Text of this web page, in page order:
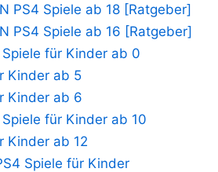
PS4 Spiele ab 18 [Ratgeber]
PS4 Spiele ab 16 [Ratgeber]
für Kinder ab 0
Kinder ab 5
Kinder ab 6
für Kinder ab 10
Kinder ab 12
Spiele für Kinder